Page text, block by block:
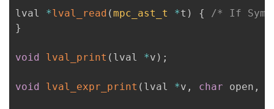
lval *lval_read (mpc_ast_t *t ) {
/* If
}
void lval_print ( lval *v ) ;
void lval_expr_print ( lval *v , char open ,